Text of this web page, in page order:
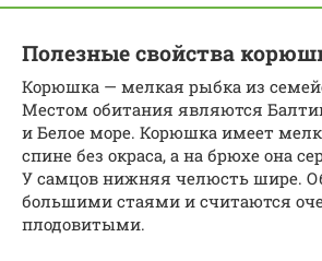
Полезные свойства
Корюшка — мелкая рыбка из
Местом обитания являются
и Белое море. Корюшка имеет
спине без окраса, а на брюхе она
У самцов нижняя челюсть шире.
большими стаями и считаются
плодовитыми.